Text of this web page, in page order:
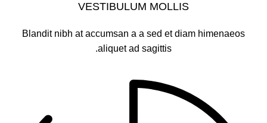
VESTIBULUM MOLLIS
Blandit nibh at accumsan a a sed et diam himenaeos
aliquet ad sagittis.